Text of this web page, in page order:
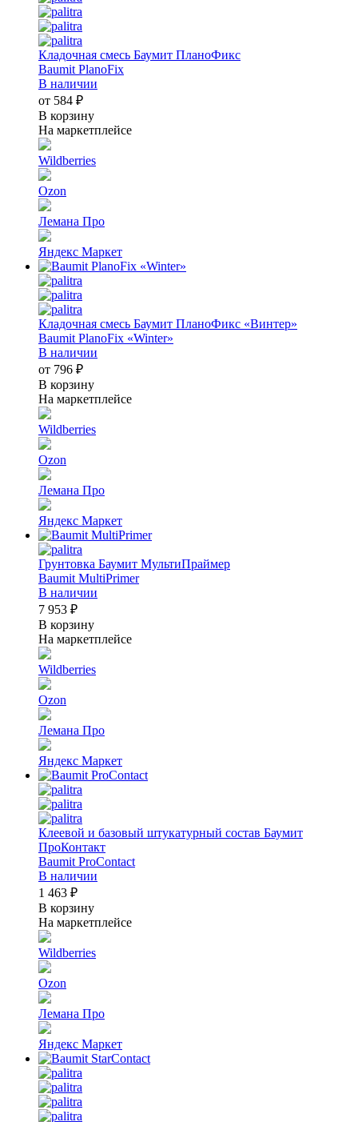
Кладочная смесь Баумит ПланоФикс
Baumit PlanoFix
В наличии
от 584 ₽
В корзину
На маркетплейсе
Wildberries
Ozon
Лемана Про
Яндекс Маркет
Кладочная смесь Баумит ПланоФикс «Винтер»
Baumit PlanoFix «Winter»
В наличии
от 796 ₽
В корзину
На маркетплейсе
Wildberries
Ozon
Лемана Про
Яндекс Маркет
Грунтовка Баумит МультиПраймер
Baumit MultiPrimer
В наличии
7 953 ₽
В корзину
На маркетплейсе
Wildberries
Ozon
Лемана Про
Яндекс Маркет
Клеевой и базовый штукатурный состав Баумит
ПроКонтакт
Baumit ProContact
В наличии
1 463 ₽
В корзину
На маркетплейсе
Wildberries
Ozon
Лемана Про
Яндекс Маркет